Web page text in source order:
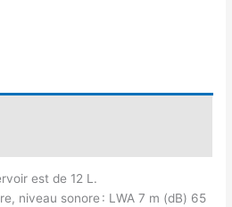
est de 12 L.
niveau sonore : LWA 7 m (dB) 65